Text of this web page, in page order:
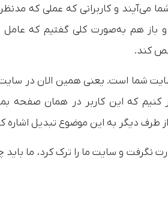
می‌آیند و کاربرانی که عملی که
باز هم به‌صورت کلی گفتیم که عامل
کند.
شما است. یعنی همین الان در
که این کاربر در همان صفحه
طرف دیگر به این موضوع تبدیل اشاره
نگرفت و سایت ما را ترک کرد، ما باید